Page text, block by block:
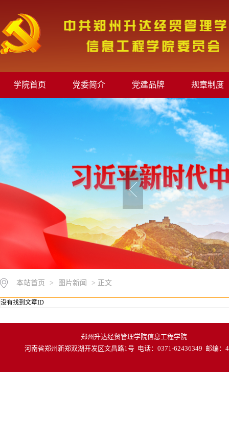
学院首页 党委简介 党建品牌 规章制度
本站首页 > 图片新闻 > 正文
没有找到文章ID
郑州升达经贸管理学院信息工程学院
河南省郑州新郑双湖开发区文昌路1号 电话：0371-62436349 邮编：